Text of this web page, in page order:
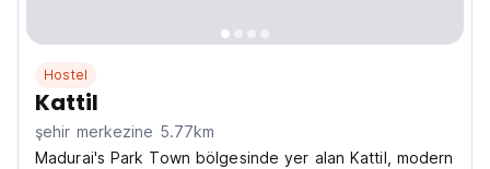
Hostel
Kattil
şehir merkezine 5.77km
Madurai's Park Town bölgesinde yer alan Kattil, modern